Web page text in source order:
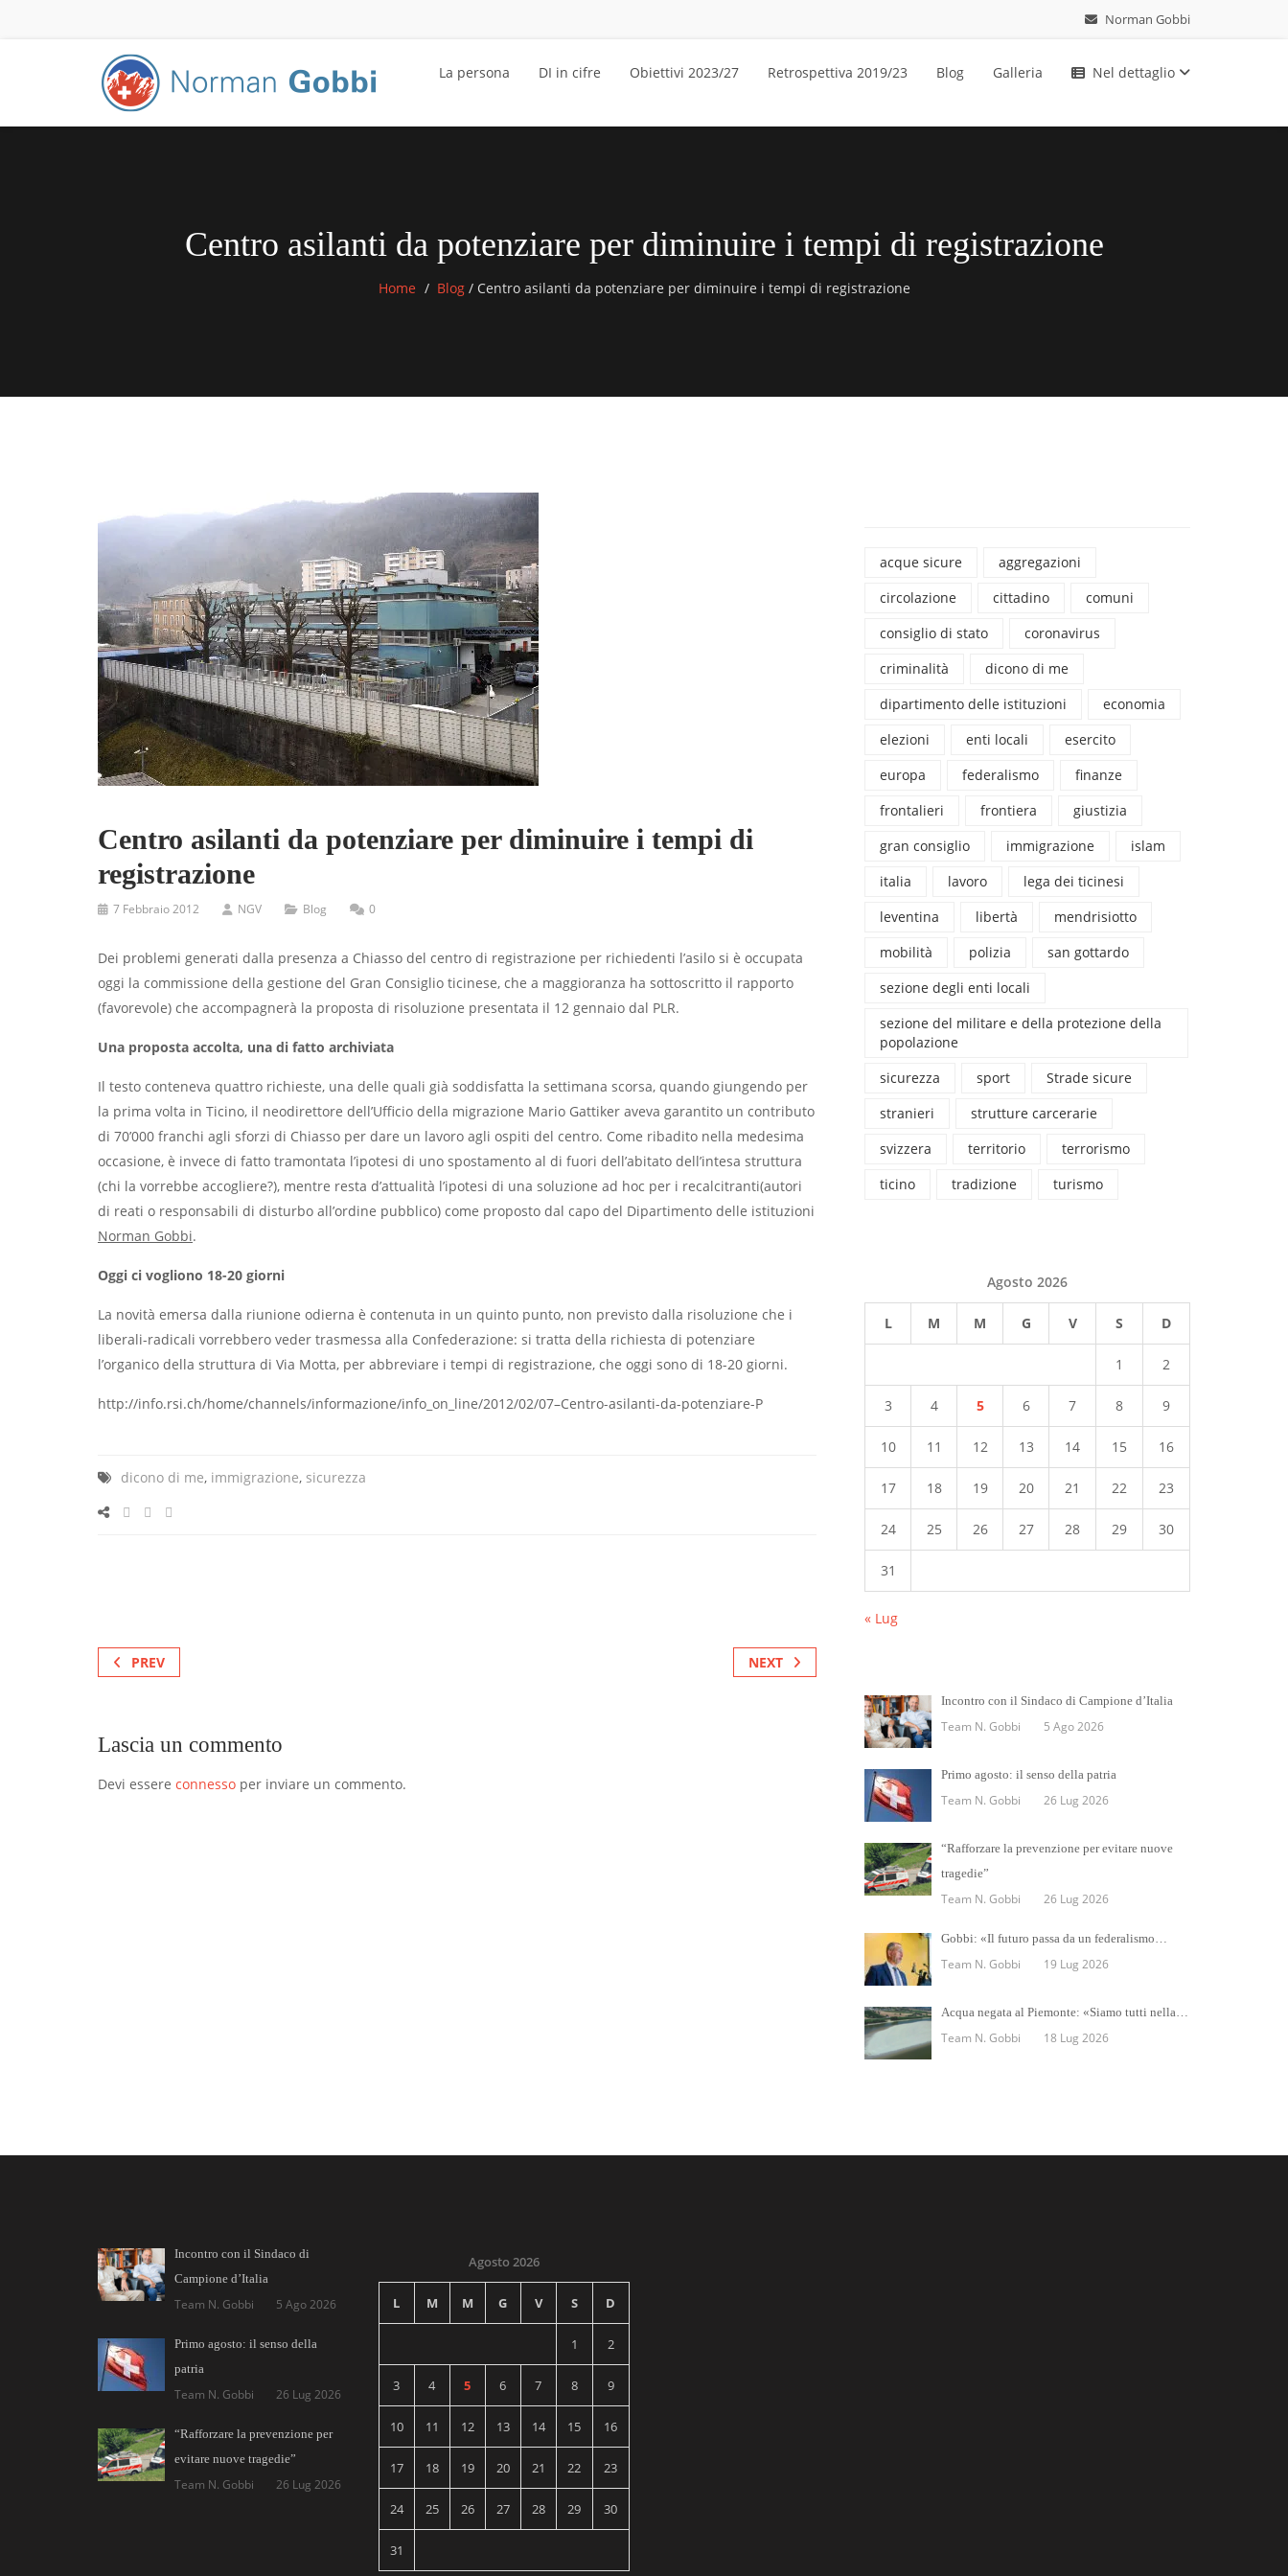
Norman Gobbi
La persona DI in cifre Obiettivi 2023/27 Retrospettiva 2019/23 Blog Galleria Nel dettaglio
Centro asilanti da potenziare per diminuire i tempi di registrazione
Home Blog /Centro asilanti da potenziare per diminuire i tempi di registrazione
Centro asilanti da potenziare per diminuire i tempi di
registrazione
7 Febbraio 2012 NGV Blog 0
Dei problemi generati dalla presenza a Chiasso del centro di registrazione per richiedenti l’asilo si è occupata
oggi la commissione della gestione del Gran Consiglio ticinese, che a maggioranza ha sottoscritto il rapporto
(favorevole) che accompagnerà la proposta di risoluzione presentata il 12 gennaio dal PLR.
Una proposta accolta, una di fatto archiviata
Il testo conteneva quattro richieste, una delle quali già soddisfatta la settimana scorsa, quando giungendo per
la prima volta in Ticino, il neodirettore dell’Ufficio della migrazione Mario Gattiker aveva garantito un contributo
di 70’000 franchi agli sforzi di Chiasso per dare un lavoro agli ospiti del centro. Come ribadito nella medesima
occasione, è invece di fatto tramontata l’ipotesi di uno spostamento al di fuori dell’abitato dell’intesa struttura
(chi la vorrebbe accogliere?), mentre resta d’attualità l’ipotesi di una soluzione ad hoc per i recalcitranti(autori
di reati o responsabili di disturbo all’ordine pubblico) come proposto dal capo del Dipartimento delle istituzioni
Norman Gobbi.
Oggi ci vogliono 18-20 giorni
La novità emersa dalla riunione odierna è contenuta in un quinto punto, non previsto dalla risoluzione che i
liberali-radicali vorrebbero veder trasmessa alla Confederazione: si tratta della richiesta di potenziare
l’organico della struttura di Via Motta, per abbreviare i tempi di registrazione, che oggi sono di 18-20 giorni.
http://info.rsi.ch/home/channels/informazione/info_on_line/2012/02/07–Centro-asilanti-da-potenziare-P
dicono di me, immigrazione, sicurezza
PREV NEXT
Lascia un commento
Devi essere connesso per inviare un commento.
acque sicure
aggregazioni
circolazione
cittadino
comuni
consiglio di stato
coronavirus
criminalità
dicono di me
dipartimento delle istituzioni
economia
elezioni
enti locali
esercito
europa
federalismo
finanze
frontalieri
frontiera
giustizia
gran consiglio
immigrazione
islam
italia
lavoro
lega dei ticinesi
leventina
libertà
mendrisiotto
mobilità
polizia
san gottardo
sezione degli enti locali
sezione del militare e della protezione della
popolazione
sicurezza
sport
Strade sicure
stranieri
strutture carcerarie
svizzera
territorio
terrorismo
ticino
tradizione turismo
Agosto 2026
L M M G V S D
1 2
3 4 5 6 7 8 9
10 11 12 13 14 15 16
17 18 19 20 21 22 23
24 25 26 27 28 29 30
31
« Lug
Incontro con il Sindaco di Campione d’Italia
Team N. Gobbi 5 Ago 2026
Primo agosto: il senso della patria
Team N. Gobbi 26 Lug 2026
“Rafforzare la prevenzione per evitare nuove
tragedie”
Team N. Gobbi 26 Lug 2026
Gobbi: «Il futuro passa da un federalismo…
Team N. Gobbi 19 Lug 2026
Acqua negata al Piemonte: «Siamo tutti nella…
Team N. Gobbi 18 Lug 2026
Incontro con il Sindaco di
Campione d’Italia
Team N. Gobbi 5 Ago 2026
Primo agosto: il senso della
patria
Team N. Gobbi 26 Lug 2026
“Rafforzare la prevenzione per
evitare nuove tragedie”
Team N. Gobbi 26 Lug 2026
Agosto 2026
L M M G V S D
1 2
3 4 5 6 7 8 9
10 11 12 13 14 15 16
17 18 19 20 21 22 23
24 25 26 27 28 29 30
31